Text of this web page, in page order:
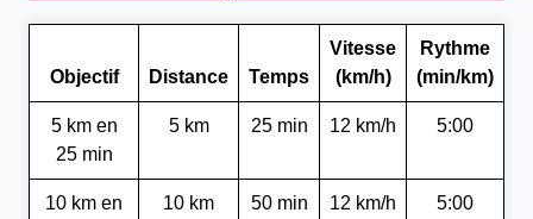
Objectif Distance Temps
Vitesse
(km/h)
Rythme
(min/km)
5 km en
25 min
5 km 25 min 12 km/h 5:00
10 km en
10 km 50 min 12 km/h 5:00